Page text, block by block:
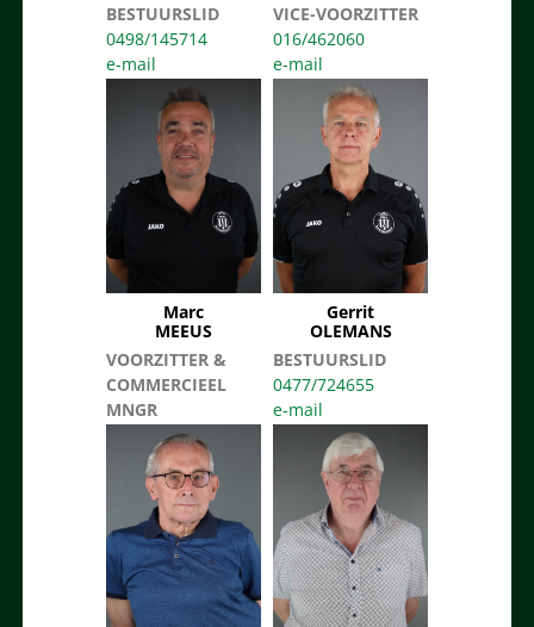
BESTUURSLID
0498/145714
VICE-VOORZITTER
016/462060
Marc
MEEUS
VOORZITTER &
COMMERCIEEL
MNGR
0495/241845
Gerrit
OLEMANS
BESTUURSLID
0477/724655